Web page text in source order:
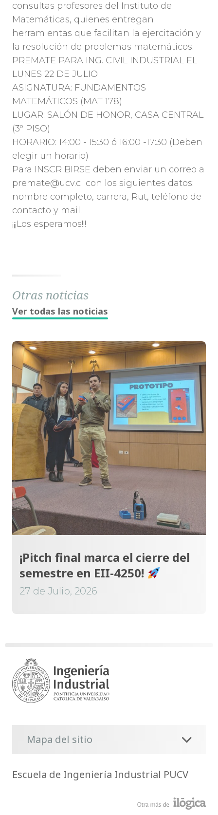
consultas profesores del Instituto de
Matemáticas, quienes entregan
herramientas que facilitan la ejercitación y
la resolución de problemas matemáticos.
PREMATE PARA ING. CIVIL INDUSTRIAL EL
LUNES 22 DE JULIO
ASIGNATURA: FUNDAMENTOS
MATEMÁTICOS (MAT 178)
LUGAR: SALÓN DE HONOR, CASA CENTRAL
(3º PISO)
HORARIO: 14:00 - 15:30 ó 16:00 -17:30 (Deben
elegir un horario)
Para INSCRIBIRSE deben enviar un correo a
premate@ucv.cl con los siguientes datos:
nombre completo, carrera, Rut, teléfono de
contacto y mail.
¡¡¡Los esperamos!!!
Otras noticias
Ver todas las noticias
¡Pitch final marca el cierre del
semestre en EII-4250!
27 de Julio, 2026
Mapa del sitio
Escuela de Ingeniería Industrial PUCV